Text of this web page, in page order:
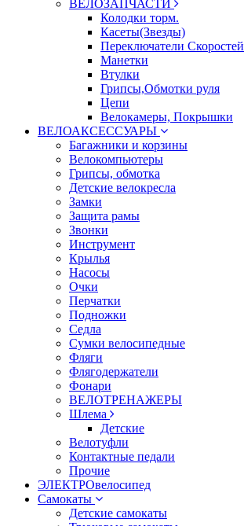
ВЕЛОЗАПЧАСТИ
Колодки торм.
Касеты(Звезды)
Переключатели Скоростей
Манетки
Втулки
Грипсы,Обмотки руля
Цепи
Велокамеры, Покрышки
ВЕЛОАКСЕССУАРЫ
Багажники и корзины
Велокомпьютеры
Грипсы, обмотка
Детские велокресла
Замки
Защита рамы
Звонки
Инструмент
Крылья
Насосы
Очки
Перчатки
Подножки
Седла
Сумки велосипедные
Фляги
Флягодержатели
Фонари
ВЕЛОТРЕНАЖЕРЫ
Шлема
Детские
Велотуфли
Контактные педали
Прочие
ЭЛЕКТРОвелосипед
Самокаты
Детские самокаты